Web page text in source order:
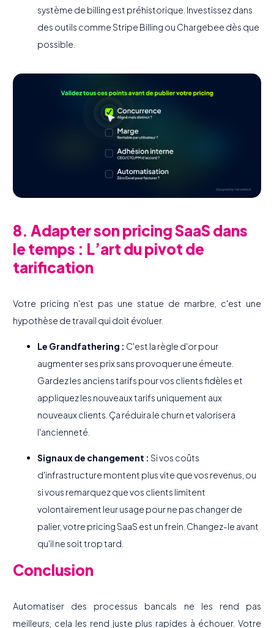
système de billing est préhistorique. Investissez dans
des outils comme Stripe Billing ou Chargebee dès que
possible.
8. Adapter son pricing SaaS dans
le temps : L’art du pivot de
tarification
Votre pricing n'est pas une statue de marbre, c'est une
hypothèse de travail qui doit évoluer.
Le Grandfathering : C'est la règle d'or pour
augmenter ses prix sans provoquer une émeute.
Gardez les anciens tarifs pour vos clients fidèles et
appliquez les nouveaux tarifs uniquement aux
nouveaux clients. Ça réduira le churn et valorisera
l'ancienneté.
Signaux de changement : Si vos coûts
d'infrastructure montent plus vite que vos revenus, ou
si vous remarquez que vos clients limitent
volontairement leur usage pour ne pas changer de
palier, votre pricing SaaS est un frein. Changez-le avant
qu'il ne soit trop tard.
Conclusion
Automatiser des processus bancals ne les rend pas
meilleurs, cela les rend juste plus rapides à échouer. Votre